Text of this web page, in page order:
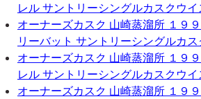
レル サントリーシングルカスクウイ
オーナーズカスク 山崎蒸溜所 １９
リーバット サントリーシングルカ
オーナーズカスク 山崎蒸溜所 １９
レル サントリーシングルカスクウイ
オーナーズカスク 山崎蒸溜所 １９